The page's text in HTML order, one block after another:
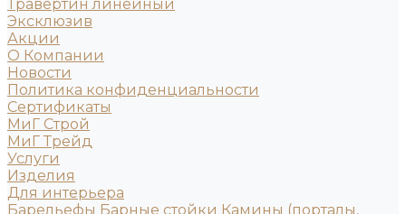
Травертин линейный
Эксклюзив
Акции
О Компании
Новости
Политика конфиденциальности
Сертификаты
МиГ Строй
МиГ Трейд
Услуги
Изделия
Для интерьера
Барельефы Барные стойки Камины (порталы,